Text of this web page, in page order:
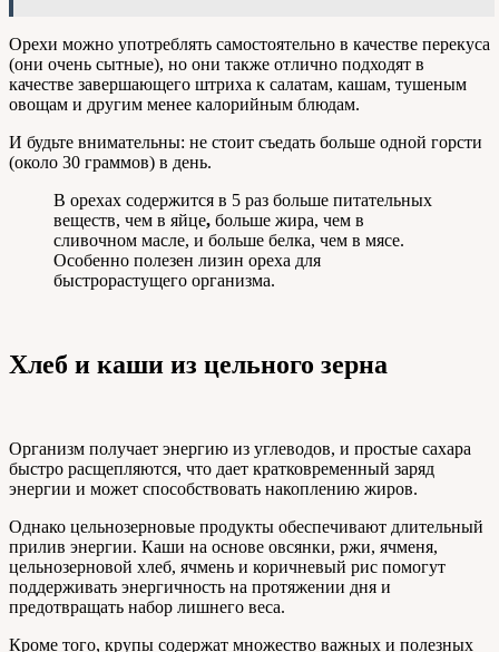
Орехи можно употреблять самостоятельно в качестве перекуса
(они очень сытные), но они также отлично подходят в
качестве завершающего штриха к салатам, кашам, тушеным
овощам и другим менее калорийным блюдам.
И будьте внимательны: не стоит съедать больше одной горсти
(около 30 граммов) в день.
В орехах содержится в 5 раз больше питательных
веществ, чем в яйце, больше жира, чем в
сливочном масле, и больше белка, чем в мясе.
Особенно полезен лизин ореха для
быстрорастущего организма.
Хлеб и каши из цельного зерна
Организм получает энергию из углеводов, и простые сахара
быстро расщепляются, что дает кратковременный заряд
энергии и может способствовать накоплению жиров.
Однако цельнозерновые продукты обеспечивают длительный
прилив энергии. Каши на основе овсянки, ржи, ячменя,
цельнозерновой хлеб, ячмень и коричневый рис помогут
поддерживать энергичность на протяжении дня и
предотвращать набор лишнего веса.
Кроме того, крупы содержат множество важных и полезных